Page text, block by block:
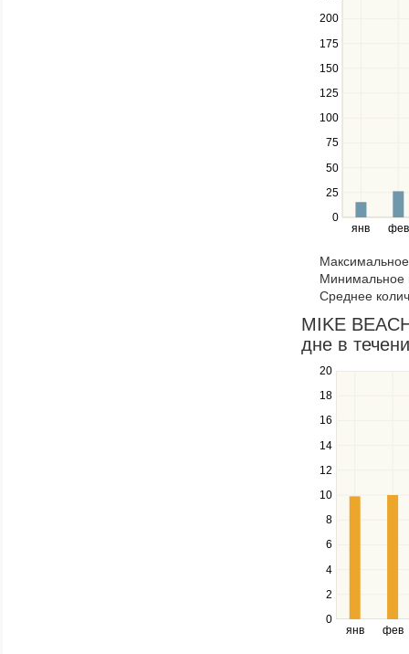
янв фев
0
25
50
75
100
125
150
175
200
and
down
to
navigate
series.
Use
the
and
right
navigate
through
items
in
a
series.
Минимальное
Среднее
MIKE
дне в
янв фев
0
2
4
6
8
10
12
14
16
18
20
Use
the
and
down
to
navigate
series.
Use
the
and
right